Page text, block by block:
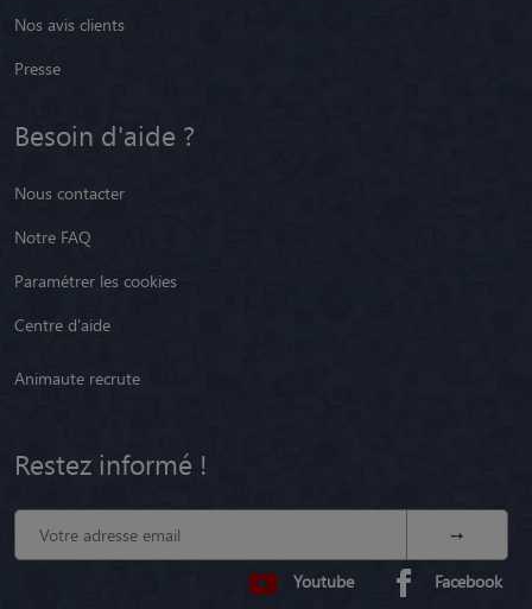
Nos avis clients
Presse
Besoin d'aide ?
Nous contacter
Notre FAQ
Paramétrer les cookies
Centre d'aide
Animaute recrute
Restez informé !
Youtube Facebook